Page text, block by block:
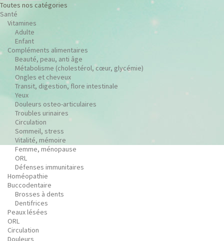
Toutes nos catégories
Santé
Vitamines
Adulte
Enfant
Compléments alimentaires
Beauté, peau, anti âge
Métabolisme (cholestérol, cœur, glycémie)
Ongles et cheveux
Transit, digestion, flore intestinale
Yeux
Douleurs osteo-articulaires
Troubles urinaires
Circulation
Sommeil, stress
Vitalité, mémoire
Femme, ménopause
ORL
Défenses immunitaires
Homéopathie
Buccodentaire
Brosses à dents
Dentifrices
Peaux lésées
ORL
Circulation
Douleurs